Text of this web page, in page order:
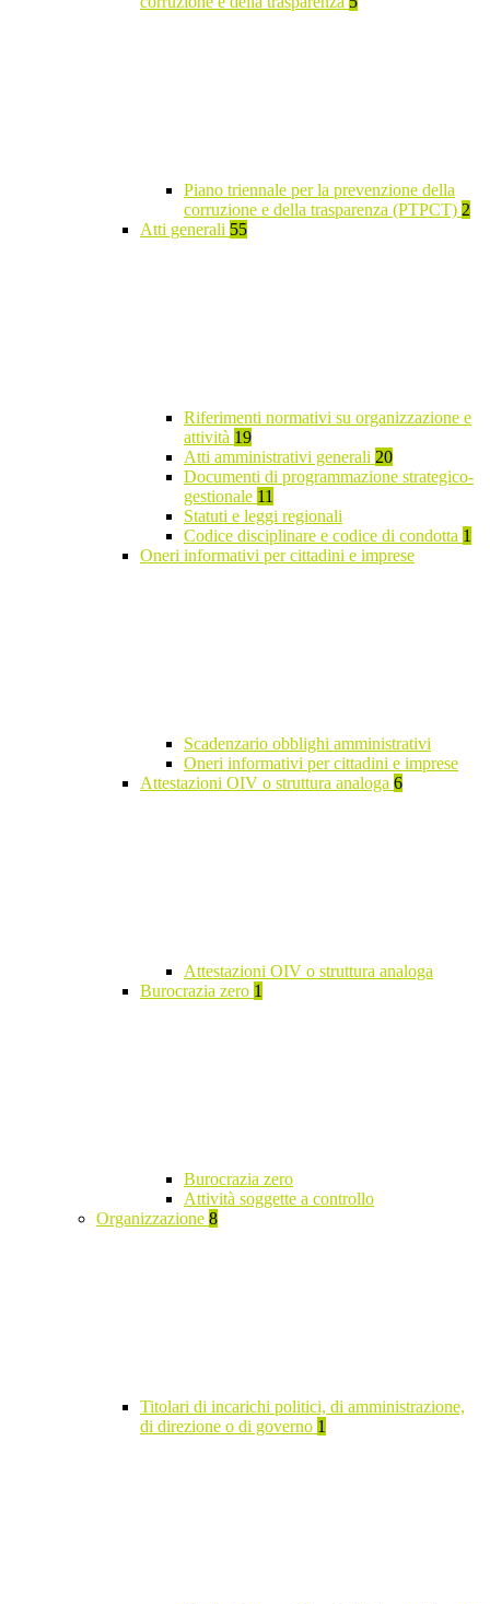
Piano triennale per la prevenzione della
corruzione e della trasparenza (PTPCT) 2
Atti generali 55
Riferimenti normativi su organizzazione e
attività 19
Atti amministrativi generali 20
Documenti di programmazione strategico-
gestionale 11
Statuti e leggi regionali
Codice disciplinare e codice di condotta 1
Oneri informativi per cittadini e imprese
Scadenzario obblighi amministrativi
Oneri informativi per cittadini e imprese
Attestazioni OIV o struttura analoga 6
Attestazioni OIV o struttura analoga
Burocrazia zero 1
Burocrazia zero
Attività soggette a controllo
Organizzazione 8
Titolari di incarichi politici, di amministrazione,
di direzione o di governo 1